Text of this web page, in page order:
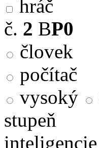
hráč
č. 2 BP0
človek
počítač
vysoký
stupeň
inteligencie